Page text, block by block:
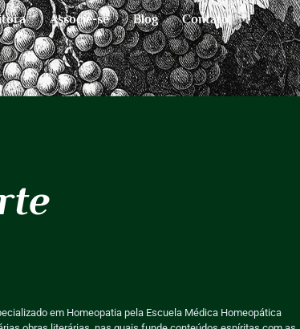
Associe-se Blog Contato
em Homeopatia pela Escuela Médica Homeopática